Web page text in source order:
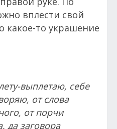
вплести свой
какое-то украшение
выплетаю, себе
от слова
от порчи
да заговора